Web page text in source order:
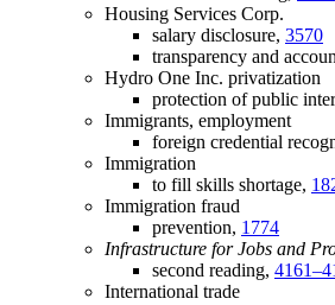
Housing Services Corp.
salary disclosure, 3570
transparency and
Hydro One Inc. privatization
protection of public
Immigrants, employment
foreign credential
Immigration
to fill skills shortage,
Immigration fraud
prevention, 1774
Infrastructure for Jobs and
second reading,
International trade